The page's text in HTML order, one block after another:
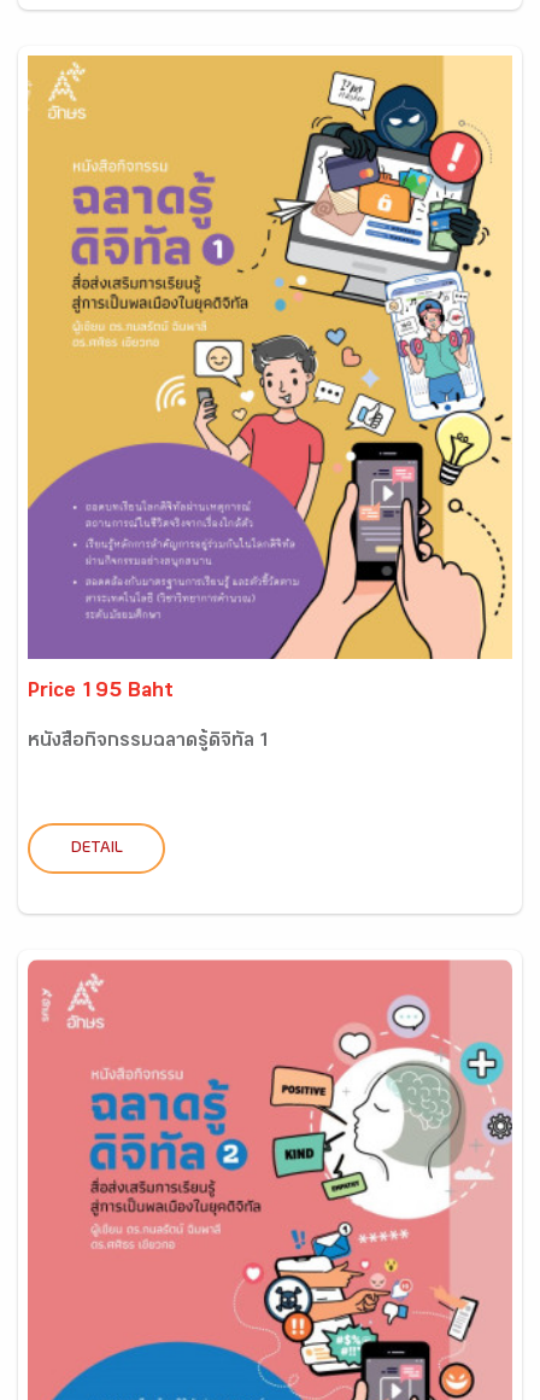
Price 195 Baht
หนังสือกิจกรรมฉลาดรู้ดิจิทัล 1
DETAIL